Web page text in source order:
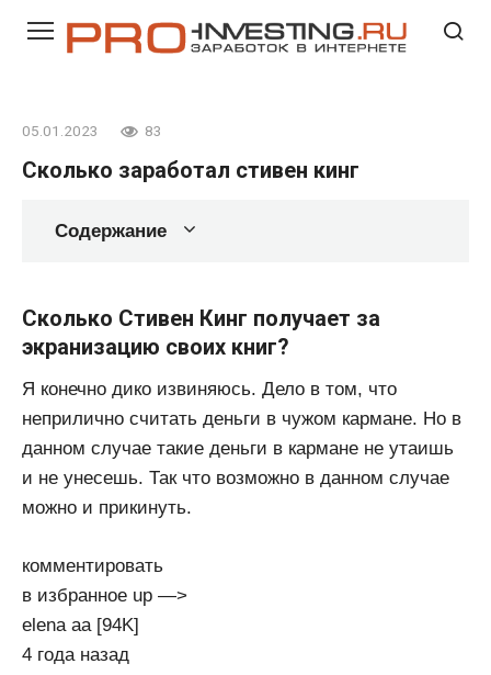
05.01.2023 83
Сколько заработал стивен кинг
Содержание
Сколько Стивен Кинг получает за
экранизацию своих книг?
Я конечно дико извиняюсь. Дело в том, что
неприлично считать деньги в чужом кармане. Но в
данном случае такие деньги в кармане не утаишь
и не унесешь. Так что возможно в данном случае
можно и прикинуть.
комментировать
в избранное up —>
elena­ aa [94K]
4 года назад